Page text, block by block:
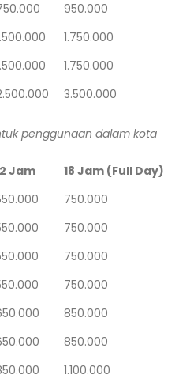
950.000
1.750.000
1.750.000
3.500.000
penggunaan dalam kota
Jam
18 Jam (Full Day)
750.000
750.000
750.000
750.000
850.000
850.000
1.100.000